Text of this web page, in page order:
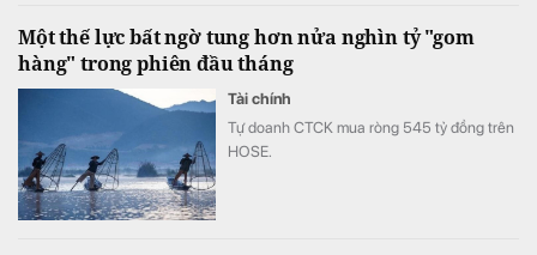
Một thế lực bất ngờ tung hơn nửa nghìn tỷ "gom
hàng" trong phiên đầu tháng
Tài chính
Tự doanh CTCK mua ròng 545 tỷ đồng trên
HOSE.